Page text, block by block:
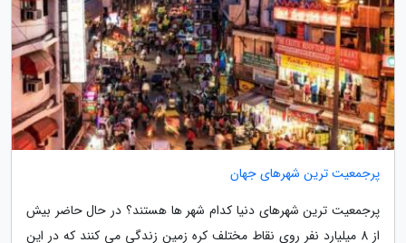
پرجمعیت ترین شهرهای جهان
پرجمعیت ترین شهرهای دنیا کدام شهر ها هستند؟ در حال حاضر بیش
از 8 میلیارد نفر روی نقاط مختلف کره زمین زندگی می کنند که در این